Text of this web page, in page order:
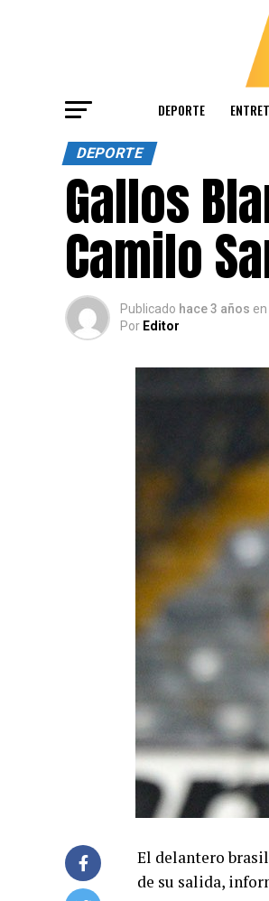
DEPORTE
DEPORTE
Gallos
Camilo
Publicado hace 3 años en
Por Editor
El delantero
de su salida,